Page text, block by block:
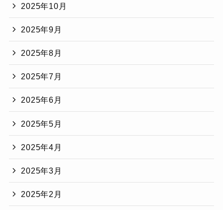
2025年10月
2025年9月
2025年8月
2025年7月
2025年6月
2025年5月
2025年4月
2025年3月
2025年2月